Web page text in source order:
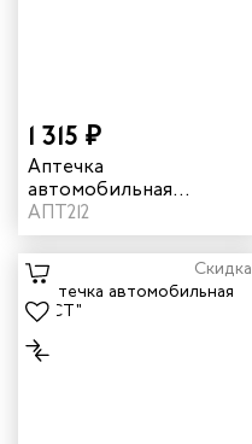
1 315 ₽
Аптечка
автомобильная
"ФЭСТ" в мягком
футляре (приказ 260н)
АПТ212
Скидка